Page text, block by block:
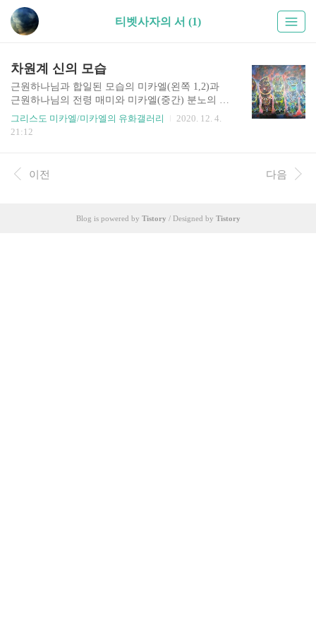
티벳사자의 서 (1)
차원계 신의 모습
근원하나님과 합일된 모습의 미카엘(왼쪽 1,2)과
근원하나님의 전령 매미와 미카엘(중간) 분노의 신
(오른쪽2) 과 자비의 신(오른쪽1) 모습입니다. 파드
마 삼바바가 쓴 티벳사자의 서를 보면 이러한 복합
델로 해서 그렸습니다.
그리스도 미카엘/미카엘의 유화갤러리
2020. 12. 4.
21:12
이전 다음
Blog is powered by Tistory / Designed by Tistory